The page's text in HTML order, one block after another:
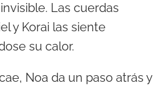
Las cuerdas
y Korai las siente
su calor.
Noa da un paso atrás y